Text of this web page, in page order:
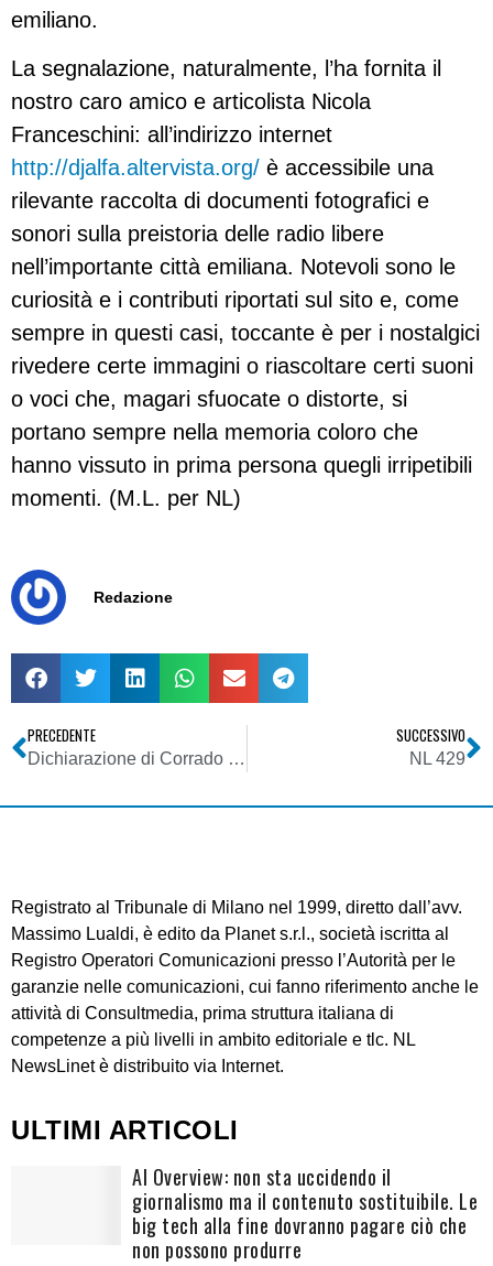
emiliano.
La segnalazione, naturalmente, l’ha fornita il
nostro caro amico e articolista Nicola
Franceschini: all’indirizzo internet
http://djalfa.altervista.org/ è accessibile una
rilevante raccolta di documenti fotografici e
sonori sulla preistoria delle radio libere
nell’importante città emiliana. Notevoli sono le
curiosità e i contributi riportati sul sito e, come
sempre in questi casi, toccante è per i nostalgici
rivedere certe immagini o riascoltare certi suoni
o voci che, magari sfuocate o distorte, si
portano sempre nella memoria coloro che
hanno vissuto in prima persona quegli irripetibili
momenti. (M.L. per NL)
Redazione
PRECEDENTE
Dichiarazione di Corrado Calabrò, Presidente dell’Autorità per le garanzie nelle comunicazioni, in occasione della giornata mondiale dei diritti dell’infanzia
SUCCESSIVO
NL 429
Registrato al Tribunale di Milano nel 1999, diretto dall’avv.
Massimo Lualdi, è edito da Planet s.r.l., società iscritta al
Registro Operatori Comunicazioni presso l’Autorità per le
garanzie nelle comunicazioni, cui fanno riferimento anche le
attività di Consultmedia, prima struttura italiana di
competenze a più livelli in ambito editoriale e tlc. NL
NewsLinet è distribuito via Internet.
ULTIMI ARTICOLI
AI Overview: non sta uccidendo il
giornalismo ma il contenuto sostituibile. Le
big tech alla fine dovranno pagare ciò che
non possono produrre